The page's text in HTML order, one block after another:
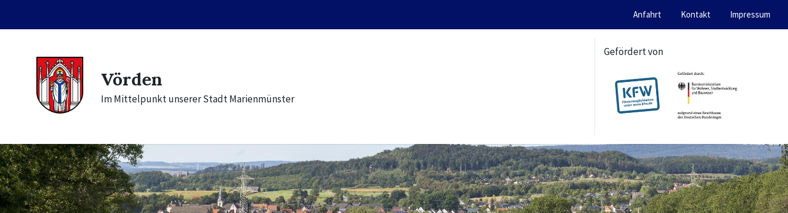
content
main
footer
Anfahrt Kontakt Impressum
Vörden
Im Mittelpunkt unserer Stadt Marienmünster
Gefördert von